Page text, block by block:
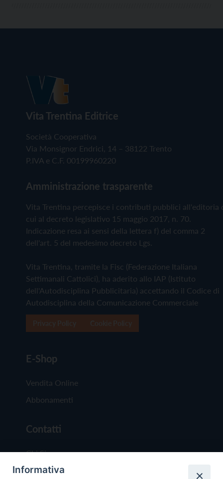
Vita Trentina Editrice
Società Cooperativa
Via Monsignor Endrici, 14 – 38122 Trento
P.IVA e C.F. 00199960220
Amministrazione trasparente
Vita Trentina percepisce i contributi pubblici all'editoria
cui al decreto legislativo 15 maggio 2017, n. 70.
Indicazione resa ai sensi della lettera f) del comma 2
dell'art. 5 del medesimo decreto Lgs.
Vita Trentina, tramite la Fisc (Federazione Italiana
Settimanali Cattolici), ha aderito allo IAP (Istituto
dell'Autodisciplina Pubblicitaria) accettando il Codice di
Autodisciplina della Comunicazione Commerciale
E-Shop
Vendita Online
Abbonamenti
Contatti
Chi Siamo
Redazione
Informativa